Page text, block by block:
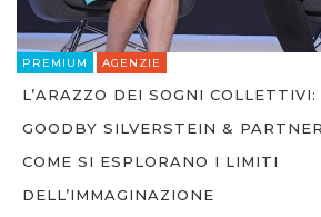
PREMIUM AGENZIE
L’ARAZZO DEI SOGNI
GOODBY SILVERSTEIN &
COME SI ESPLORANO I LIMITI
DELL’IMMAGINAZIONE